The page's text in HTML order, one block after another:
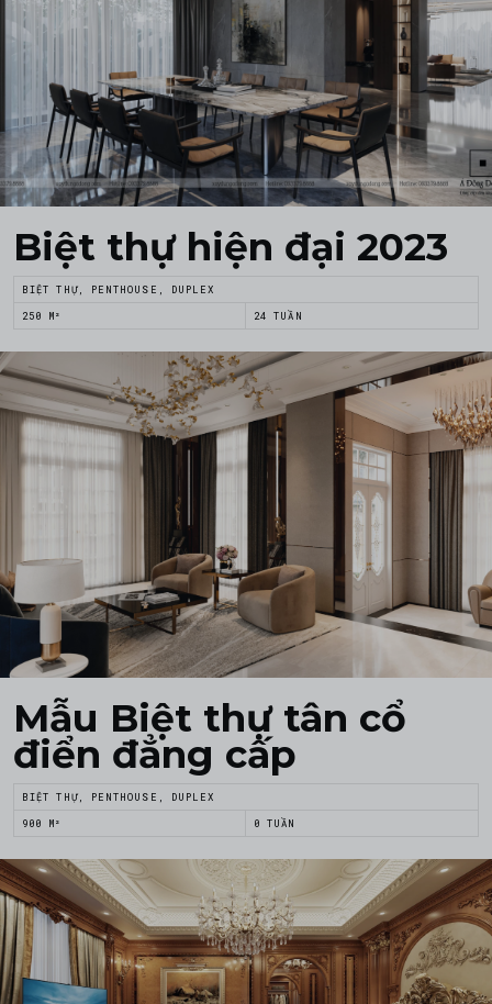
Biệt thự hiện đại 2023
BIỆT THỰ, PENTHOUSE, DUPLEX
250 M² 24 TUẦN
Mẫu Biệt thự tân cổ
điển đẳng cấp
BIỆT THỰ, PENTHOUSE, DUPLEX
900 M² 0 TUẦN